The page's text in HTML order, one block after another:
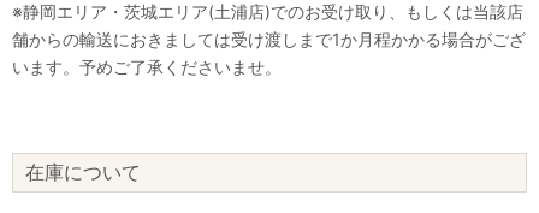
※静岡エリア・茨城エリア(土浦店)でのお受け取り、もしくは当該店
舗からの輸送におきましては受け渡しまで1か月程かかる場合がござ
います。予めご了承くださいませ。
在庫について